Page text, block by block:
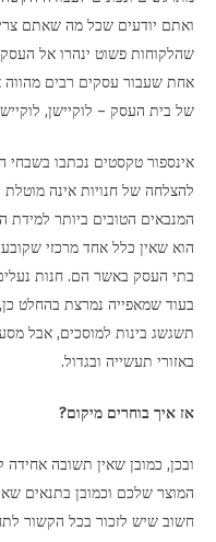
רוכשים חכם – רוכשים
מה הקשר בין קירות
דירות בחיפה
דירות למכירה
בנייה ירוקה
צמוד קרקע או דירה
בחירת אנשי מקצוע
אחסון דירה
רכישה או שכירות
ואתם יודעים שכל מה שאתם
שהלקוחות פשוט ינהרו אל
אחת שעבור עסקים רבים מהווה
של בית העסק – לוקיישן,
אינספור טקסטים נכתבו
להצלחה של חנויות אינה
המנבאים הטובים ביותר למידת
הוא שאין כלל אחד מרכזי
בתי העסק באשר הם. חנות
בעוד שמאפייה נמרצת בהחלט
תשגשג בינות למוסכים, אבל
באזורי תעשייה ובגדול.
אז איך בוחרים מיקום?
ובכן, כמובן שאין תשובה
המוצר שלכם וכמובן בתנאים
חשוב שיש לזכור בכל הקשור